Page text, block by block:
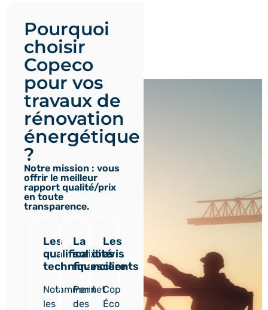
Pourquoi
choisir
Copeco
pour vos
travaux de
rénovation
énergétique
?
Notre mission : vous
offrir le meilleur
rapport qualité/prix
en toute
transparence.
Les
qualifications
techniques
Notamment
les
La
solidité
financière
Permet
des
Les
avis
clients
Cop
Éco